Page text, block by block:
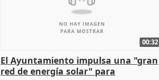
00:32
El Ayuntamiento impulsa una "gran
red de energía solar" para